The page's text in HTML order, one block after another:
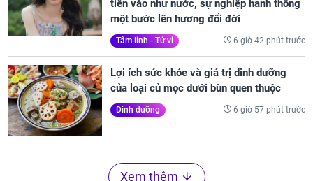
tiền vào như nước, sự nghiệp hanh thông
một bước lên hương đổi đời
Tâm linh - Tử vi 6 giờ 42 phút trước
Lợi ích sức khỏe và giá trị dinh dưỡng
của loại củ mọc dưới bùn quen thuộc
Dinh dưỡng 6 giờ 57 phút trước
Xem thêm